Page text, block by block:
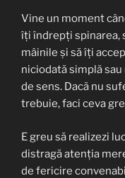
Vine un moment
îți îndrepți spinarea,
mâinile și să îți
niciodată simplă
de sens. Dacă nu
trebuie, faci ceva
E greu să realizezi
distragă atenția
de fericire